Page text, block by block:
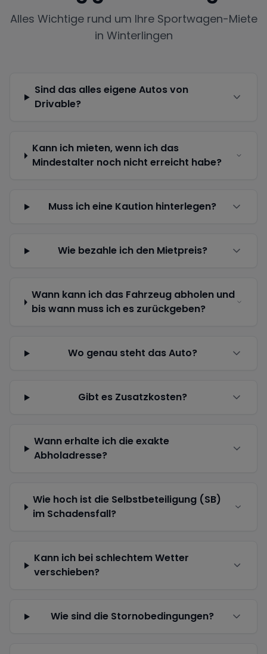
Alles Wichtige rund um Ihre Sportwagen-Miete
in Winterlingen
Sind das alles eigene Autos von
Drivable?
Kann ich mieten, wenn ich das
Mindestalter noch nicht erreicht habe?
Muss ich eine Kaution hinterlegen?
Wie bezahle ich den Mietpreis?
Wann kann ich das Fahrzeug abholen und
bis wann muss ich es zurückgeben?
Wo genau steht das Auto?
Gibt es Zusatzkosten?
Wann erhalte ich die exakte
Abholadresse?
Wie hoch ist die Selbstbeteiligung (SB)
im Schadensfall?
Kann ich bei schlechtem Wetter
verschieben?
Wie sind die Stornobedingungen?